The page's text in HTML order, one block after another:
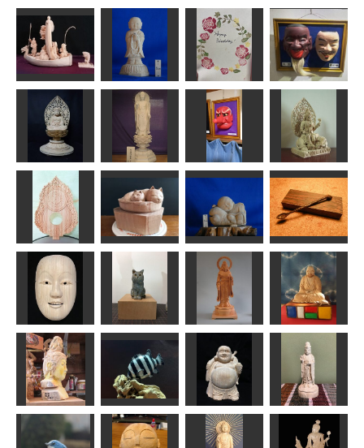
宝船・七福神
kiyonk
お地蔵さん
ta-chann
誕生日カード
Tom
狂言面
武宝
釈迦如来坐像
まあちゃん
阿弥陀如来
天明 阿弥陀如来
猿田面
武宝
普賢菩薩
ちゅうさん
大日如来座像
の光背
ハク
なべ猫
N（エヌ）
いねむり一休
さん
ta-chann
魔の匙
あんこく
童子
msuganuma
ブリティッシ
ュショートヘ
ア
波間
吉祥天立像
合之内 麻呂
達磨大師
夢民村HAMA